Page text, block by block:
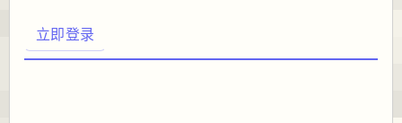
立即登录